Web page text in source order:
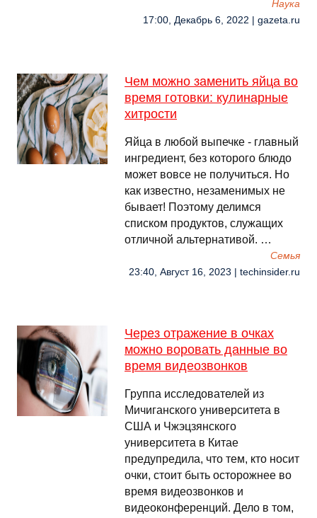
Наука
17:00, Декабрь 6, 2022 | gazeta.ru
Чем можно заменить яйца во
время готовки: кулинарные
хитрости
Яйца в любой выпечке - главный
ингредиент, без которого блюдо
может вовсе не получиться. Но
как известно, незаменимых не
бывает! Поэтому делимся
списком продуктов, служащих
отличной альтернативой. …
Семья
23:40, Август 16, 2023 | techinsider.ru
Через отражение в очках
можно воровать данные во
время видеозвонков
Группа исследователей из
Мичиганского университета в
США и Чжэцзянского
университета в Китае
предупредила, что тем, кто носит
очки, стоит быть осторожнее во
время видеозвонков и
видеоконференций. Дело в том,